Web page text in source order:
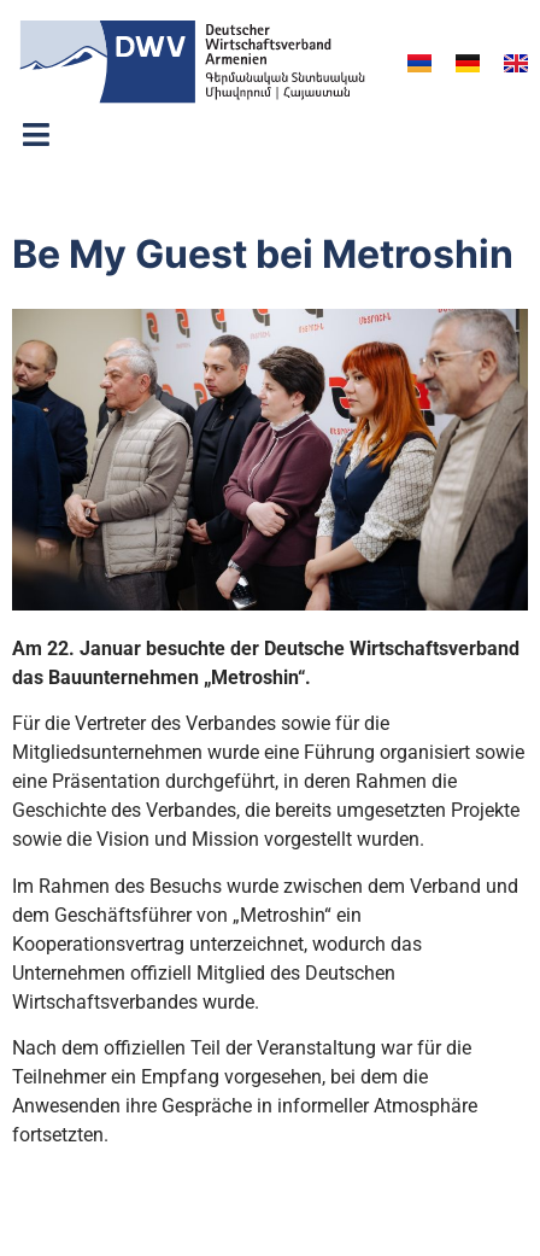
Be My Guest bei Metroshin
Am 22. Januar besuchte der Deutsche Wirtschaftsverband
das Bauunternehmen „Metroshin“.
Für die Vertreter des Verbandes sowie für die
Mitgliedsunternehmen wurde eine Führung organisiert sowie
eine Präsentation durchgeführt, in deren Rahmen die
Geschichte des Verbandes, die bereits umgesetzten Projekte
sowie die Vision und Mission vorgestellt wurden.
Im Rahmen des Besuchs wurde zwischen dem Verband und
dem Geschäftsführer von „Metroshin“ ein
Kooperationsvertrag unterzeichnet, wodurch das
Unternehmen offiziell Mitglied des Deutschen
Wirtschaftsverbandes wurde.
Nach dem offiziellen Teil der Veranstaltung war für die
Teilnehmer ein Empfang vorgesehen, bei dem die
Anwesenden ihre Gespräche in informeller Atmosphäre
fortsetzten.